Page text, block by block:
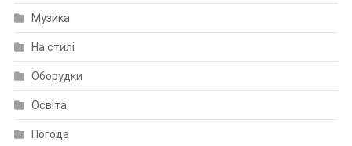
Музика
На стилі
Оборудки
Освіта
Погода